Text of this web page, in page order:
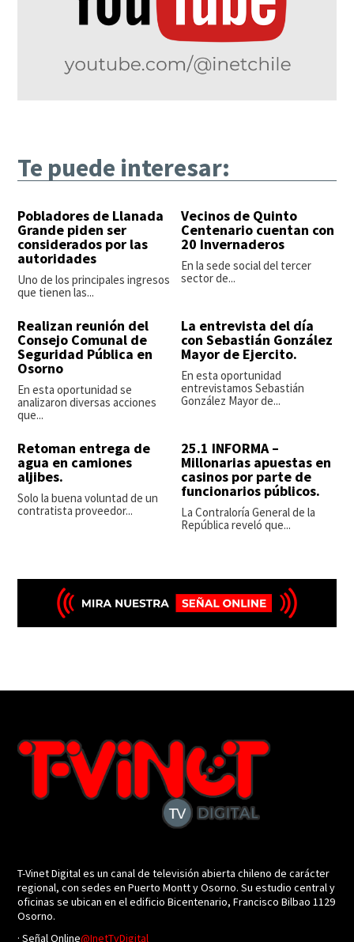
Te puede interesar:
Pobladores de Llanada
Grande piden ser
considerados por las
autoridades
Uno de los principales ingresos
que tienen las...
Vecinos de Quinto
Centenario cuentan con
20 Invernaderos
En la sede social del tercer
sector de...
Realizan reunión del
Consejo Comunal de
Seguridad Pública en
Osorno
En esta oportunidad se
analizaron diversas acciones
que...
La entrevista del día
con Sebastián González
Mayor de Ejercito.
En esta oportunidad
entrevistamos Sebastián
González Mayor de...
Retoman entrega de
agua en camiones
aljibes.
Solo la buena voluntad de un
contratista proveedor...
25.1 INFORMA –
Millonarias apuestas en
casinos por parte de
funcionarios públicos.
La Contraloría General de la
República reveló que...
T-Vinet Digital es un canal de televisión abierta chileno de carácter
regional, con sedes en Puerto Montt y Osorno. Su estudio central y
oficinas se ubican en el edificio Bicentenario, Francisco Bilbao 1129
Osorno.
· Señal Online@InetTvDigital